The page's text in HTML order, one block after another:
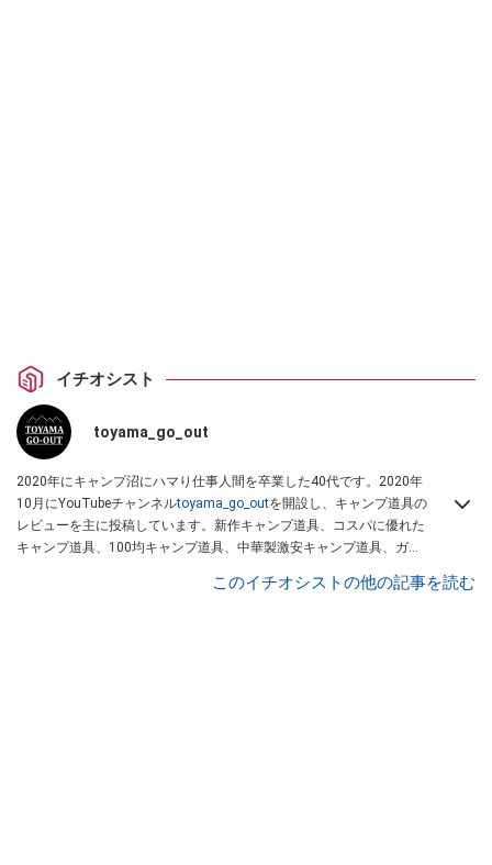
イチオシスト
toyama_go_out
2020年にキャンプ沼にハマり仕事人間を卒業した40代です。2020年
10月にYouTubeチャンネルtoyama_go_outを開設し、キャンプ道具の
レビューを主に投稿しています。新作キャンプ道具、コスパに優れた
キャンプ道具、100均キャンプ道具、中華製激安キャンプ道具、ガレ
このイチオシストの他の記事を読む